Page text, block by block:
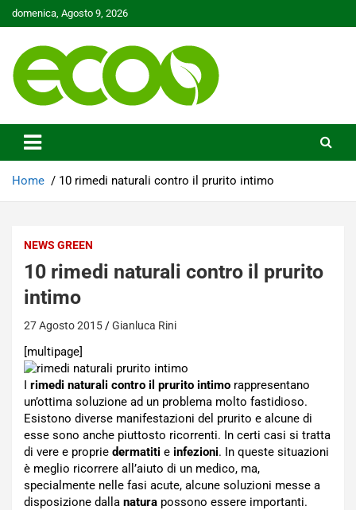
Skip
to
domenica, Agosto 9, 2026
Ecoo.it
Home 10 rimedi naturali contro il prurito intimo
NEWS GREEN
10 rimedi naturali contro il prurito
intimo
27 Agosto 2015 Gianluca Rini
[multipage]
I rimedi naturali contro il prurito intimo rappresentano
un’ottima soluzione ad un problema molto fastidioso.
Esistono diverse manifestazioni del prurito e alcune di
esse sono anche piuttosto ricorrenti. In certi casi si tratta
di vere e proprie dermatiti e infezioni. In queste situazioni
è meglio ricorrere all’aiuto di un medico, ma,
specialmente nelle fasi acute, alcune soluzioni messe a
disposizione dalla natura possono essere importanti.